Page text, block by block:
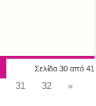
Σελίδα 30 από 41
31
32
»